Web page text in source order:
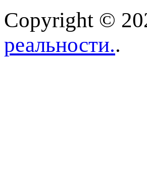
Copyright ©
реальности..